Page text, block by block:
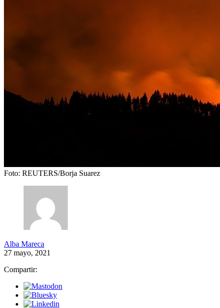
Foto: REUTERS/Borja Suarez
Alba Mareca
27 mayo, 2021
Compartir: